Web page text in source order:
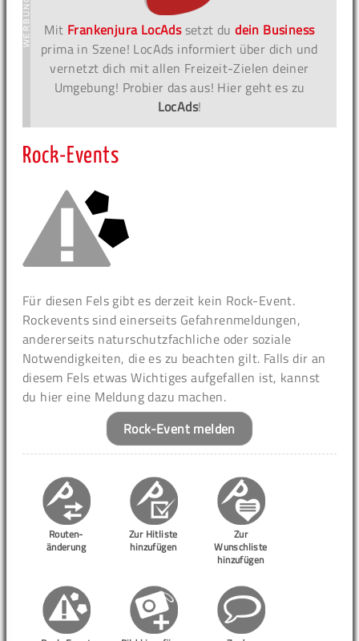
Mit Frankenjura LocAdssetzt dudein Business
prima in Szene! LocAds informiert über dich und
vernetzt dich mit allen Freizeit-Zielen deiner
Umgebung! Probier das aus! Hier geht es zu
LocAds!
Rock-Events
Für diesen Fels gibt es derzeit kein Rock-Event.
Rockevents sind einerseits Gefahrenmeldungen,
andererseits naturschutzfachliche oder soziale
Notwendigkeiten, die es zu beachten gilt. Falls dir an
diesem Fels etwas Wichtiges aufgefallen ist, kannst
du hier eine Meldung dazu machen.
Rock-Event melden
Routen-
änderung
Zur Hitliste
hinzufügen
Zur
Wunschliste
hinzufügen